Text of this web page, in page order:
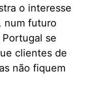
o interesse
num futuro
se
clientes de
não fiquem